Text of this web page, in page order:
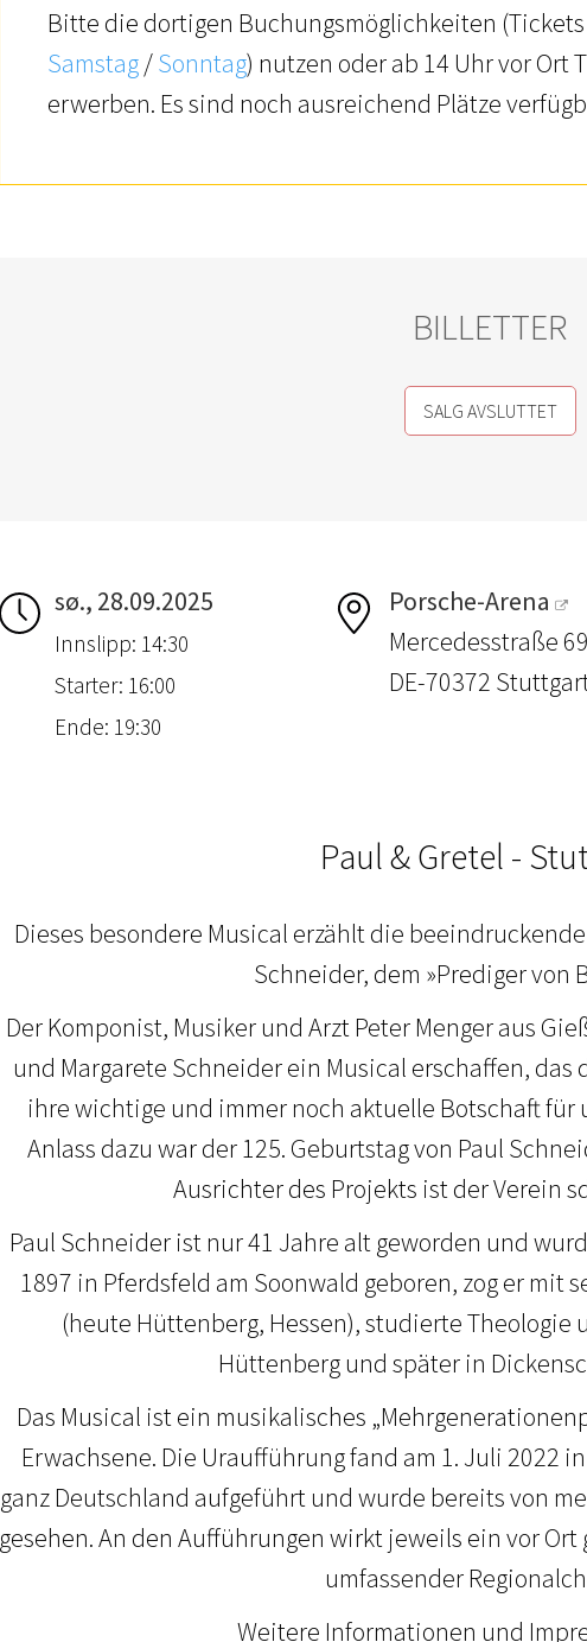
Bitte die dortigen Buchungsmöglichkeiten
Samstag/Sonntag) nutzen oder ab 14 Uhr vor Ort
erwerben. Es sind noch ausreichend Plätze
BILLETTER
SALG AVSLUTTET
sø., 28.09.2025
Innslipp: 14:30
Starter: 16:00
Ende: 19:30
Porsche-Arena
Mercedesstraße 69
DE-70372
Paul & Gretel -
Dieses besondere Musical erzählt die
Schneider, dem »Prediger von
Der Komponist, Musiker und Arzt Peter Menger aus
und Margarete Schneider ein Musical erschaffen, das
ihre wichtige und immer noch aktuelle Botschaft für
Anlass dazu war der 125. Geburtstag von Paul
Ausrichter des Projekts ist der Verein
Paul Schneider ist nur 41 Jahre alt geworden und
1897 in Pferdsfeld am Soonwald geboren, zog er mit
(heute Hüttenberg, Hessen), studierte Theologie
Hüttenberg und später in
Das Musical ist ein musikalisches
Erwachsene. Die Uraufführung fand am 1. Juli 2022
ganz Deutschland aufgeführt und wurde bereits von
gesehen. An den Aufführungen wirkt jeweils ein vor
umfassender
Weitere Informationen und